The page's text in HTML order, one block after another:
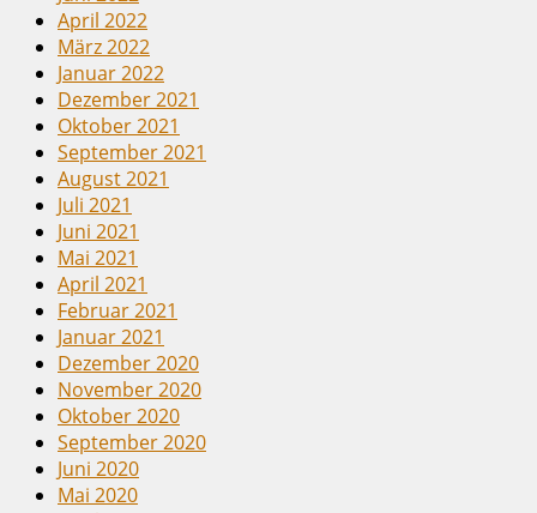
April 2022
März 2022
Januar 2022
Dezember 2021
Oktober 2021
September 2021
August 2021
Juli 2021
Juni 2021
Mai 2021
April 2021
Februar 2021
Januar 2021
Dezember 2020
November 2020
Oktober 2020
September 2020
Juni 2020
Mai 2020